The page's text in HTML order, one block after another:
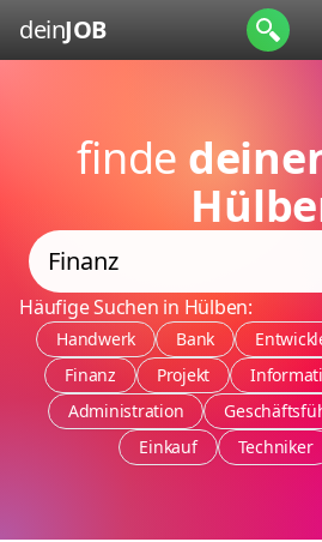
deinJOB
finde
Häufige Suchen in Hülben:
Handwerk Bank
Finanz
Projekt
Administration
Einkauf
Techniker